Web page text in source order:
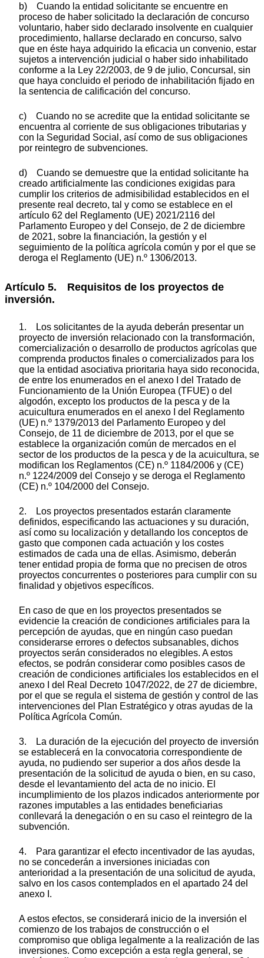
b) Cuando la entidad solicitante se encuentre en
proceso de haber solicitado la declaración de concurso
voluntario, haber sido declarado insolvente en cualquier
procedimiento, hallarse declarado en concurso, salvo
que en éste haya adquirido la eficacia un convenio, estar
sujetos a intervención judicial o haber sido inhabilitado
conforme a la Ley 22/2003, de 9 de julio, Concursal, sin
que haya concluido el periodo de inhabilitación fijado en
la sentencia de calificación del concurso.
c) Cuando no se acredite que la entidad solicitante se
encuentra al corriente de sus obligaciones tributarias y
con la Seguridad Social, así como de sus obligaciones
por reintegro de subvenciones.
d) Cuando se demuestre que la entidad solicitante ha
creado artificialmente las condiciones exigidas para
cumplir los criterios de admisibilidad establecidos en el
presente real decreto, tal y como se establece en el
artículo 62 del Reglamento (UE) 2021/2116 del
Parlamento Europeo y del Consejo, de 2 de diciembre
de 2021, sobre la financiación, la gestión y el
seguimiento de la política agrícola común y por el que se
deroga el Reglamento (UE) n.º 1306/2013.
Artículo 5. Requisitos de los proyectos de
inversión.
1. Los solicitantes de la ayuda deberán presentar un
proyecto de inversión relacionado con la transformación,
comercialización o desarrollo de productos agrícolas que
comprenda productos finales o comercializados para los
que la entidad asociativa prioritaria haya sido reconocida,
de entre los enumerados en el anexo I del Tratado de
Funcionamiento de la Unión Europea (TFUE) o del
algodón, excepto los productos de la pesca y de la
acuicultura enumerados en el anexo I del Reglamento
(UE) n.º 1379/2013 del Parlamento Europeo y del
Consejo, de 11 de diciembre de 2013, por el que se
establece la organización común de mercados en el
sector de los productos de la pesca y de la acuicultura, se
modifican los Reglamentos (CE) n.º 1184/2006 y (CE)
n.º 1224/2009 del Consejo y se deroga el Reglamento
(CE) n.º 104/2000 del Consejo.
2. Los proyectos presentados estarán claramente
definidos, especificando las actuaciones y su duración,
así como su localización y detallando los conceptos de
gasto que componen cada actuación y los costes
estimados de cada una de ellas. Asimismo, deberán
tener entidad propia de forma que no precisen de otros
proyectos concurrentes o posteriores para cumplir con su
finalidad y objetivos específicos.
En caso de que en los proyectos presentados se
evidencie la creación de condiciones artificiales para la
percepción de ayudas, que en ningún caso puedan
considerarse errores o defectos subsanables, dichos
proyectos serán considerados no elegibles. A estos
efectos, se podrán considerar como posibles casos de
creación de condiciones artificiales los establecidos en el
anexo I del Real Decreto 1047/2022, de 27 de diciembre,
por el que se regula el sistema de gestión y control de las
intervenciones del Plan Estratégico y otras ayudas de la
Política Agrícola Común.
3. La duración de la ejecución del proyecto de inversión
se establecerá en la convocatoria correspondiente de
ayuda, no pudiendo ser superior a dos años desde la
presentación de la solicitud de ayuda o bien, en su caso,
desde el levantamiento del acta de no inicio. El
incumplimiento de los plazos indicados anteriormente por
razones imputables a las entidades beneficiarias
conllevará la denegación o en su caso el reintegro de la
subvención.
4. Para garantizar el efecto incentivador de las ayudas,
no se concederán a inversiones iniciadas con
anterioridad a la presentación de una solicitud de ayuda,
salvo en los casos contemplados en el apartado 24 del
anexo I.
A estos efectos, se considerará inicio de la inversión el
comienzo de los trabajos de construcción o el
compromiso que obliga legalmente a la realización de las
inversiones. Como excepción a esta regla general, se